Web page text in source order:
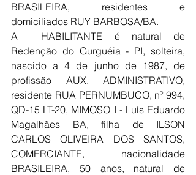
BRASILEIRA, residentes e
domiciliados RUY BARBOSA/BA.
A  HABILITANTE é natural de
Redenção do Gurguéia - PI, solteira,
nascido a 4 de junho de 1987, de
profissão AUX. ADMINISTRATIVO,
residente RUA PERNUMBUCO, nº 994,
QD-15 LT-20, MIMOSO I - Luís Eduardo
Magalhães BA, filha de ILSON
CARLOS OLIVEIRA DOS SANTOS,
COMERCIANTE, nacionalidade
BRASILEIRA, 50 anos, natural de